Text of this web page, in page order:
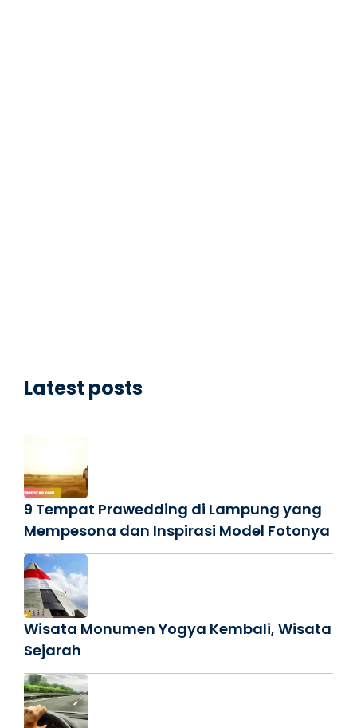
Latest posts
9 Tempat Prawedding di Lampung yang
Mempesona dan Inspirasi Model Fotonya
Wisata Monumen Yogya Kembali, Wisata
Sejarah